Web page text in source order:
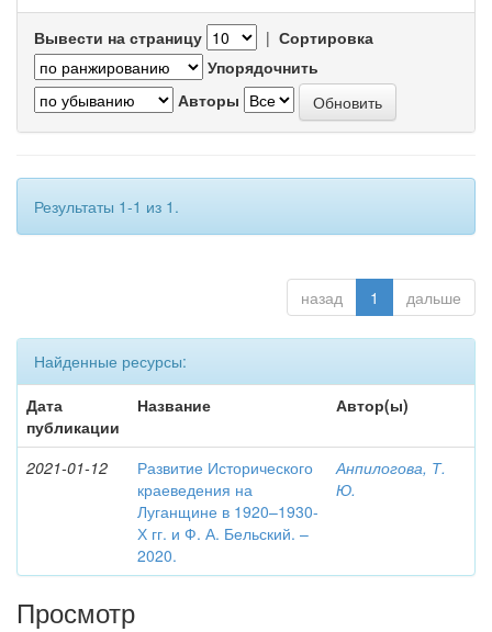
Вывести на страницу | Сортировка
Упорядочнить
Авторы
Результаты 1-1 из 1.
назад 1 дальше
Найденные ресурсы:
Дата
публикации
Название Автор(ы)
2021-01-12
Развитие Исторического
краеведения на
Луганщине в 1920–1930-
Х гг. и Ф. А. Бельский. –
2020.
Анпилогова, Т.
Ю.
Просмотр